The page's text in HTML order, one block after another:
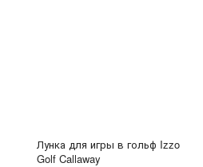
Лунка для игры в гольф Izzo
Golf Callaway